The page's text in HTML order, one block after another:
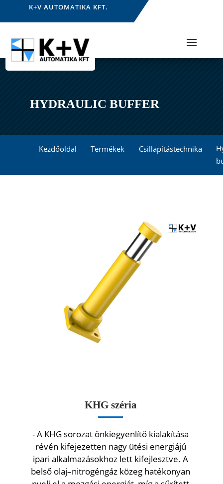
K+V AUTOMATIKA KFT.
HYDRAULIC BUFFER
Kezdőoldal Termékek Csillapítástechnika
KHG széria
- A KHG sorozat önkiegyenlítő kialakítása
révén kifejezetten nagy ütési energiájú
ipari alkalmazásokhoz lett kifejlesztve. A
belső olaj–nitrogéngáz közeg hatékonyan